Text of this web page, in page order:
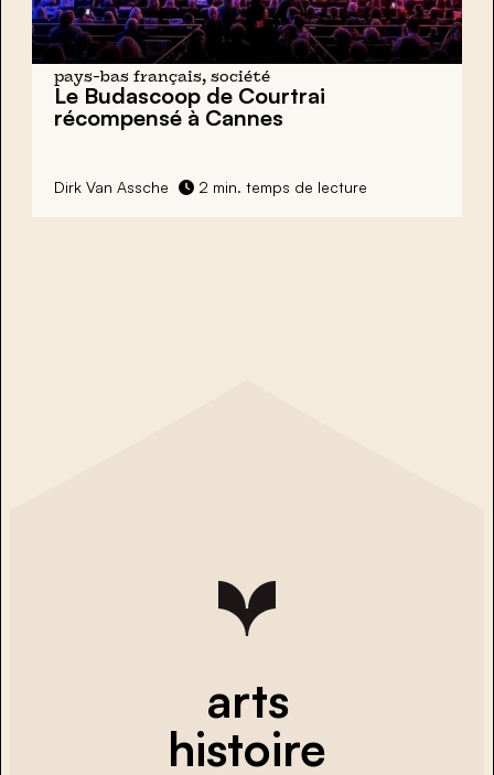
pays-bas français, société
Le Budascoop de Courtrai
récompensé à Cannes
Dirk Van Assche 2 min. temps de lecture
arts
histoire